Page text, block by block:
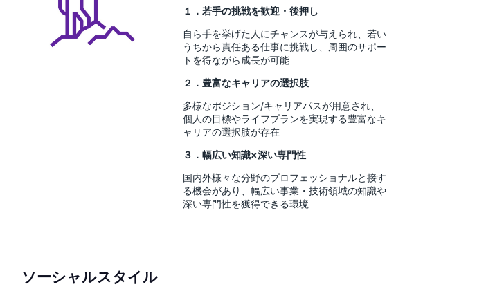
１．若手の挑戦を歓迎・後押し
自ら手を挙げた人にチャンスが与えられ、若い
うちから責任ある仕事に挑戦し、周囲のサポー
トを得ながら成長が可能
２．豊富なキャリアの選択肢
多様なポジション/キャリアパスが用意され、
個人の目標やライフプランを実現する豊富なキ
ャリアの選択肢が存在
３．幅広い知識×深い専門性
国内外様々な分野のプロフェッショナルと接す
る機会があり、幅広い事業・技術領域の知識や
深い専門性を獲得できる環境
ソーシャルスタイル